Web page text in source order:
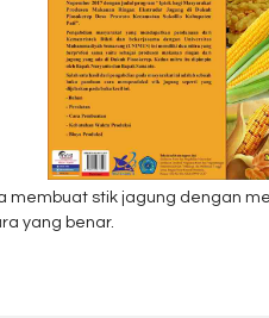
membuat stik jagung dengan
yang benar.